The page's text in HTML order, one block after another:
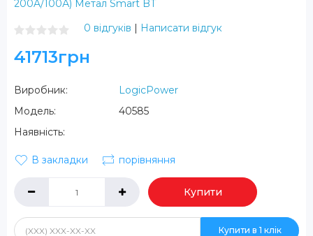
0 відгуків | Написати відгук
41713грн
Виробник:
LogicPower
Модель:
40585
Наявність:
В закладки порівняння
Купити
Купити в 1 клік